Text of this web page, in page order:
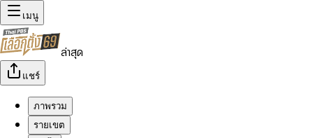
เมนู
ล่าสุด
แชร์
ภาพรวม
รายเขต